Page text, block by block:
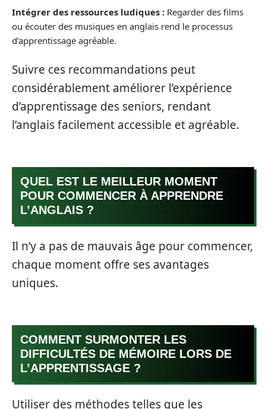
Intégrer des ressources ludiques : Regarder des films
ou écouter des musiques en anglais rend le processus
d’apprentissage agréable.
Suivre ces recommandations peut
considérablement améliorer l’expérience
d’apprentissage des seniors, rendant
l’anglais facilement accessible et agréable.
QUEL EST LE MEILLEUR MOMENT
POUR COMMENCER À APPRENDRE
L’ANGLAIS ?
Il n’y a pas de mauvais âge pour commencer,
chaque moment offre ses avantages
uniques.
COMMENT SURMONTER LES
DIFFICULTÉS DE MÉMOIRE LORS DE
L’APPRENTISSAGE ?
Utiliser des méthodes telles que les